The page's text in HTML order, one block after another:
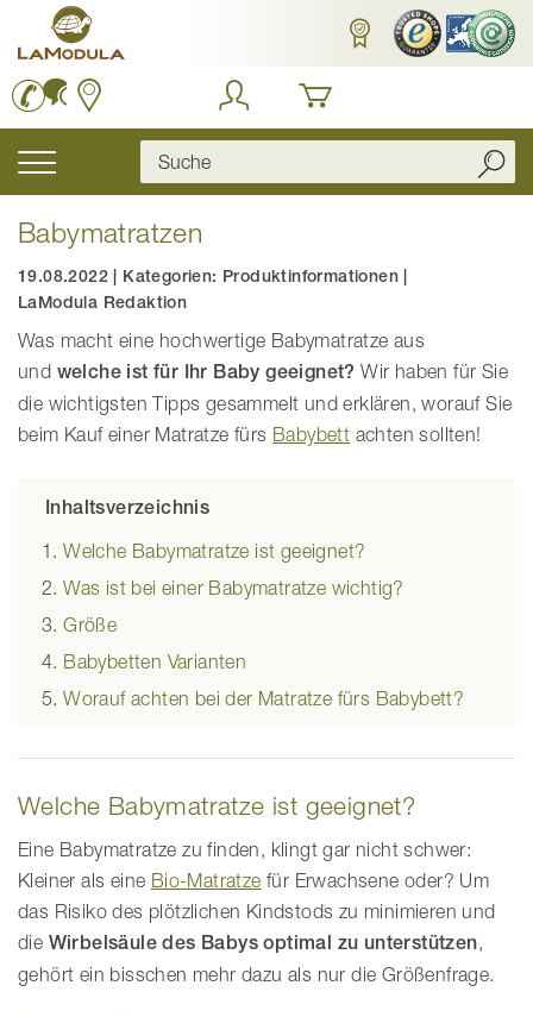
Inhalt
springen
Navigation
Babymatratzen
19.08.2022 Kategorien: Produktinformationen
LaModula Redaktion
Was macht eine hochwertige Babymatratze aus
und welche ist für Ihr Baby geeignet? Wir haben für Sie
die wichtigsten Tipps gesammelt und erklären, worauf Sie
beim Kauf einer Matratze fürs Babybett achten sollten!
Inhaltsverzeichnis
Welche Babymatratze ist geeignet?
Was ist bei einer Babymatratze wichtig?
Größe
Babybetten Varianten
Worauf achten bei der Matratze fürs Babybett?
Welche Babymatratze ist geeignet?
Eine Babymatratze zu finden, klingt gar nicht schwer:
Kleiner als eine Bio-Matratze für Erwachsene oder? Um
das Risiko des plötzlichen Kindstods zu minimieren und
die Wirbelsäule des Babys optimal zu unterstützen,
gehört ein bisschen mehr dazu als nur die Größenfrage.